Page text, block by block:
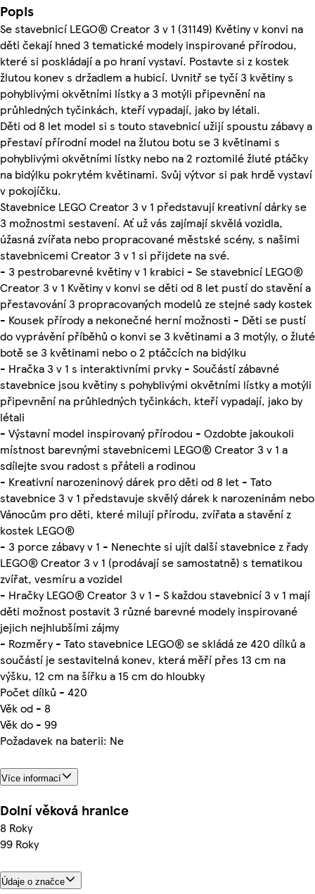
Popis
Se stavebnicí LEGO® Creator 3 v 1 (31149) Květiny v konvi na
děti čekají hned 3 tematické modely inspirované přírodou,
které si poskládají a po hraní vystaví. Postavte si z kostek
žlutou konev s držadlem a hubicí. Uvnitř se tyčí 3 květiny s
pohyblivými okvětními lístky a 3 motýli připevnění na
průhledných tyčinkách, kteří vypadají, jako by létali.
Děti od 8 let model si s touto stavebnicí užijí spoustu zábavy a
přestaví přírodní model na žlutou botu se 3 květinami s
pohyblivými okvětními lístky nebo na 2 roztomilé žluté ptáčky
na bidýlku pokrytém květinami. Svůj výtvor si pak hrdě vystaví
v pokojíčku.
Stavebnice LEGO Creator 3 v 1 představují kreativní dárky se
3 možnostmi sestavení. Ať už vás zajímají skvělá vozidla,
úžasná zvířata nebo propracované městské scény, s našimi
stavebnicemi Creator 3 v 1 si přijdete na své.
- 3 pestrobarevné květiny v 1 krabici - Se stavebnicí LEGO®
Creator 3 v 1 Květiny v konvi se děti od 8 let pustí do stavění a
přestavování 3 propracovaných modelů ze stejné sady kostek
- Kousek přírody a nekonečné herní možnosti - Děti se pustí
do vyprávění příběhů o konvi se 3 květinami a 3 motýly, o žluté
botě se 3 květinami nebo o 2 ptáčcích na bidýlku
- Hračka 3 v 1 s interaktivními prvky - Součástí zábavné
stavebnice jsou květiny s pohyblivými okvětními lístky a motýli
připevnění na průhledných tyčinkách, kteří vypadají, jako by
létali
- Výstavní model inspirovaný přírodou - Ozdobte jakoukoli
místnost barevnými stavebnicemi LEGO® Creator 3 v 1 a
sdílejte svou radost s přáteli a rodinou
- Kreativní narozeninový dárek pro děti od 8 let - Tato
stavebnice 3 v 1 představuje skvělý dárek k narozeninám nebo
Vánocům pro děti, které milují přírodu, zvířata a stavění z
kostek LEGO®
- 3 porce zábavy v 1 - Nenechte si ujít další stavebnice z řady
LEGO® Creator 3 v 1 (prodávají se samostatně) s tematikou
zvířat, vesmíru a vozidel
- Hračky LEGO® Creator 3 v 1 - S každou stavebnicí 3 v 1 mají
děti možnost postavit 3 různé barevné modely inspirované
jejich nejhlubšími zájmy
- Rozměry - Tato stavebnice LEGO® se skládá ze 420 dílků a
součástí je sestavitelná konev, která měří přes 13 cm na
výšku, 12 cm na šířku a 15 cm do hloubky
Počet dílků - 420
Věk od - 8
Věk do - 99
Požadavek na baterii: Ne
Více informací
Dolní věková hranice
8 Roky
99 Roky
Údaje o značce